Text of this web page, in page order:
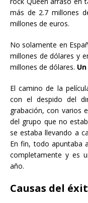
más de 2.7 millones
millones de euros.
No solamente en
millones de dólares y
millones de dólares.
El camino de la
con el despido del
grabación, con varios
del grupo que no
se estaba llevando a
En fin, todo apuntaba
completamente y es
año.
Causas del